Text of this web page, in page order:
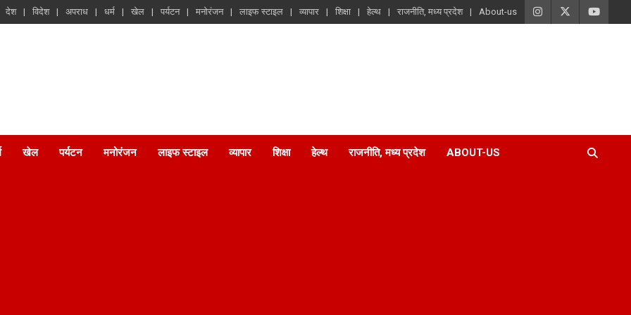
देश विदेश अपराध धर्म खेल पर्यटन मनोरंजन लाइफ स्टाइल व्यापार शिक्षा हेल्थ राजनीति, मध्य प्रदेश About-us
खेल पर्यटन मनोरंजन लाइफ स्टाइल व्यापार शिक्षा हेल्थ राजनीति, मध्य प्रदेश ABOUT-US